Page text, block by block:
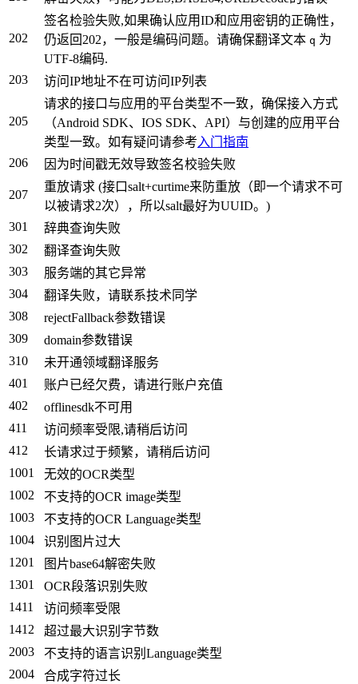
202
签名检验失败,如果确认应用ID和应用密钥的正确性，
仍返回202，一般是编码问题。请确保翻译文本 q 为
UTF-8编码.
203
访问IP地址不在可访问IP列表
205
请求的接口与应用的平台类型不一致，确保接入方式
（Android SDK、IOS SDK、API）与创建的应用平台
类型一致。如有疑问请参考 入门指南
206
因为时间戳无效导致签名校验失败
207
重放请求 (接口salt+curtime来防重放（即一个请求不可
以被请求2次），所以salt最好为UUID。)
301
辞典查询失败
302
翻译查询失败
303
服务端的其它异常
304
翻译失败，请联系技术同学
308
rejectFallback参数错误
309
domain参数错误
310
未开通领域翻译服务
401
账户已经欠费，请进行账户充值
402
offlinesdk不可用
411
访问频率受限,请稍后访问
412
长请求过于频繁，请稍后访问
1001
无效的OCR类型
1002
不支持的OCR image类型
1003
不支持的OCR Language类型
1004
识别图片过大
1201
图片base64解密失败
1301
OCR段落识别失败
1411
访问频率受限
1412
超过最大识别字节数
2003
不支持的语言识别Language类型
2004
合成字符过长